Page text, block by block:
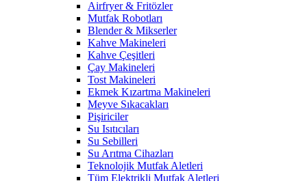
Airfryer & Fritözler
Mutfak Robotları
Blender & Mikserler
Kahve Makineleri
Kahve Çeşitleri
Çay Makineleri
Tost Makineleri
Ekmek Kızartma Makineleri
Meyve Sıkacakları
Pişiriciler
Su Isıtıcıları
Su Sebilleri
Su Arıtma Cihazları
Teknolojik Mutfak Aletleri
Tüm Elektrikli Mutfak Aletleri